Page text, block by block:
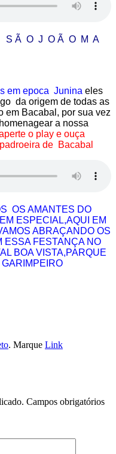
S Ã O J O Ã O M A
em epoca Junina eles
da origem de todas as
em Bacabal, por sua vez
a nossa
o play e ouça
de Bacabal
OS AMANTES DO
ESPECIAL,AQUI EM
ABRAÇANDO OS
ESSA FESTANÇA NO
BOA VISTA,PARQUE
. Marque Link
Campos obrigatórios